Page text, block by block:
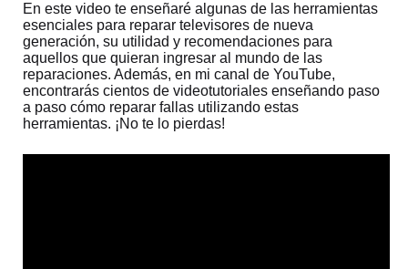
En este video te enseñaré algunas de las herramientas
esenciales para reparar televisores de nueva
generación, su utilidad y recomendaciones para
aquellos que quieran ingresar al mundo de las
reparaciones. Además, en mi canal de YouTube,
encontrarás cientos de videotutoriales enseñando paso
a paso cómo reparar fallas utilizando estas
herramientas. ¡No te lo pierdas!